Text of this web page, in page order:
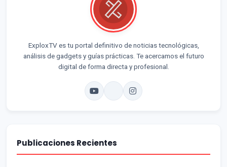
ExploxTV es tu portal definitivo de noticias tecnológicas,
análisis de gadgets y guías prácticas. Te acercamos el futuro
digital de forma directa y profesional.
Publicaciones Recientes